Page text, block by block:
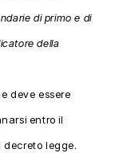
di primo e di
della
deve essere
entro il
decreto legge.